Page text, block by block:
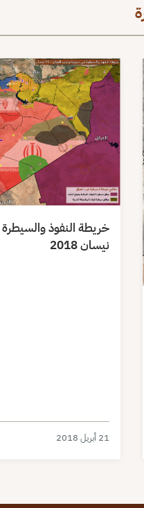
نيسان 2018
21 أبريل 2018